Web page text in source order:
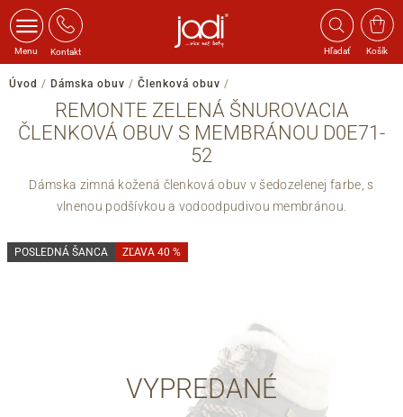
Menu Kontakt Hľadať Košík
Úvod / Dámska obuv / Členková obuv /
REMONTE ZELENÁ ŠNUROVACIA
ČLENKOVÁ OBUV S MEMBRÁNOU D0E71-
52
Dámska zimná kožená členková obuv v šedozelenej farbe, s
vlnenou podšívkou a vodoodpudivou membránou.
VYPREDANÉ
POSLEDNÁ ŠANCA ZĽAVA 40 %